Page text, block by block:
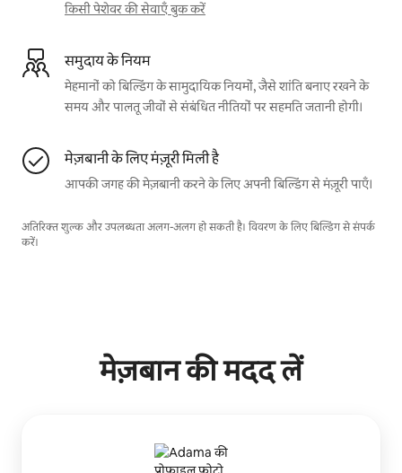
किसी पेशेवर की सेवाएँ बुक करें
समुदाय के नियम
मेहमानों को बिल्डिंग के सामुदायिक नियमों, जैसे शांति बनाए रखने के
समय और पालतू जीवों से संबंधित नीतियों पर सहमति जतानी होगी।
मेज़बानी के लिए मंज़ूरी मिली है
आपकी जगह की मेज़बानी करने के लिए अपनी बिल्डिंग से मंज़ूरी पाएँ।
अतिरिक्त शुल्क और उपलब्धता अलग-अलग हो सकती है। विवरण के लिए बिल्डिंग से संपर्क
करें।
मेज़बान की मदद लें